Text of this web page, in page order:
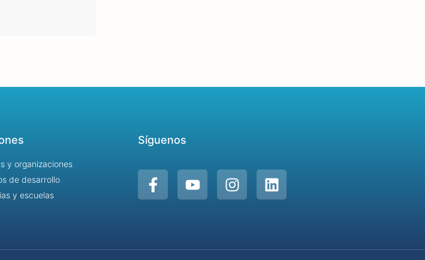
y organizaciones
de desarrollo
y escuelas
Síguenos